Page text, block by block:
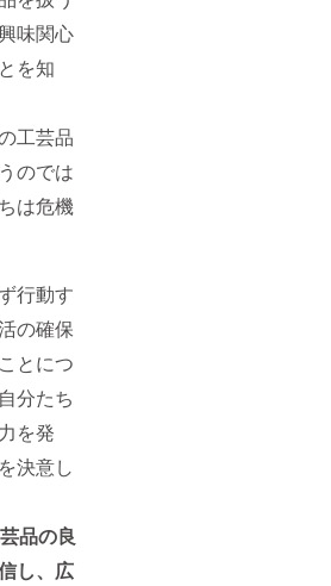
味関心
を知
工芸品
のでは
は危機
行動す
の確保
とにつ
分たち
を発
決意し
品の良
し、広